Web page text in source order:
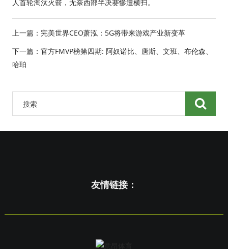
人首轮淘汰火箭，无奈西部半决赛惨遭横扫。
上一篇： 完美世界CEO萧泓：5G将带来游戏产业新变革
下一篇： 官方FMVP榜第四期: 阿奴诺比、唐斯、文班、布伦森、
哈珀
友情链接：